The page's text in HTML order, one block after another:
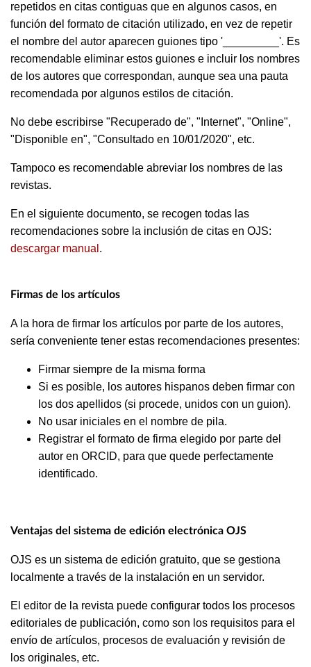
repetidos en citas contiguas que en algunos casos, en
función del formato de citación utilizado, en vez de repetir
el nombre del autor aparecen guiones tipo '_________'. Es
recomendable eliminar estos guiones e incluir los nombres
de los autores que correspondan, aunque sea una pauta
recomendada por algunos estilos de citación.
No debe escribirse "Recuperado de", "Internet", "Online",
"Disponible en", "Consultado en 10/01/2020", etc.
Tampoco es recomendable abreviar los nombres de las
revistas.
En el siguiente documento, se recogen todas las
recomendaciones sobre la inclusión de citas en OJS:
descargar manual .
Firmas de los artículos
A la hora de firmar los artículos por parte de los autores,
sería conveniente tener estas recomendaciones presentes:
Firmar siempre de la misma forma
Si es posible, los autores hispanos deben firmar con
los dos apellidos (si procede, unidos con un guion).
No usar iniciales en el nombre de pila.
Registrar el formato de firma elegido por parte del
autor en ORCID, para que quede perfectamente
identificado.
Ventajas del sistema de edición electrónica OJS
OJS es un sistema de edición gratuito, que se gestiona
localmente a través de la instalación en un servidor.
El editor de la revista puede configurar todos los procesos
editoriales de publicación, como son los requisitos para el
envío de artículos, procesos de evaluación y revisión de
los originales, etc.